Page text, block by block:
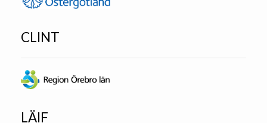
CLINT
LÄIF